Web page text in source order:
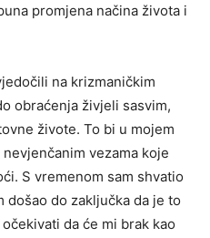
promjena načina života i
na krizmaničkim
obraćenja živjeli sasvim,
živote. To bi u mojem
vezama koje
S vremenom sam shvatio
došao do zaključka da je to
da će mi brak kao